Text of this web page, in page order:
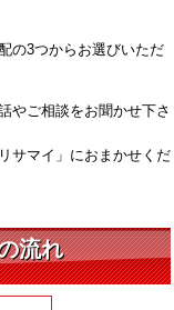
の3つからお選びいただ
やご相談をお聞かせ下さ
サマイ」におまかせくだ